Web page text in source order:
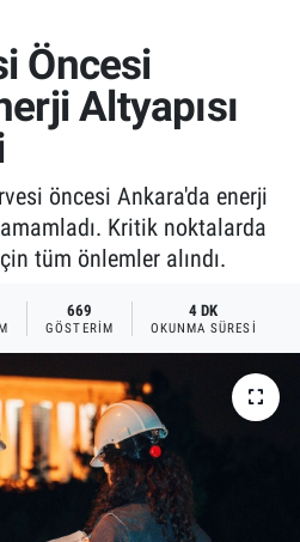
Öncesi
Altyapısı
öncesi Ankara'da enerji
tamamladı. Kritik noktalarda
tüm önlemler alındı.
669
GÖSTERIM
4 DK
OKUNMA SÜRESI